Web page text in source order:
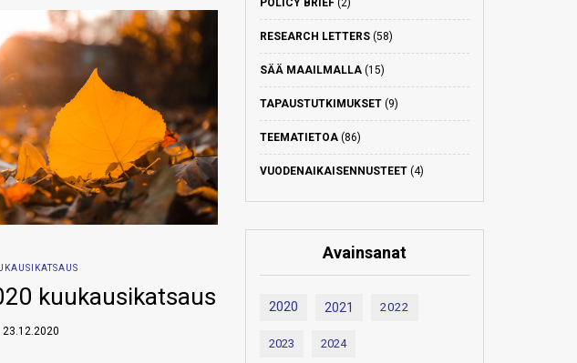
kuukausikatsaus
23.12.2020
POLICY BRIEF(2)
RESEARCH LETTERS(58)
SÄÄ MAAILMALLA(15)
TAPAUSTUTKIMUKSET(9)
TEEMATIETOA(86)
VUODENAIKAISENNUSTEET(4)
Avainsanat
2020 2021 2022
2023 2024